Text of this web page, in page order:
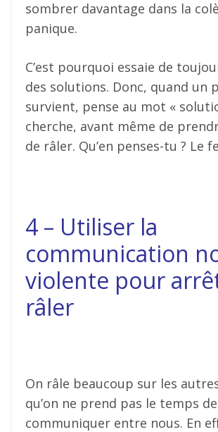
sombrer davantage dans la
panique.
C’est pourquoi essaie de
des solutions. Donc, quand un
survient, pense au mot «
cherche, avant même de
de râler. Qu’en penses-tu ? Le
4 – Utiliser la
communication
violente pour
râler
On râle beaucoup sur les
qu’on ne prend pas le temps
communiquer entre nous. En